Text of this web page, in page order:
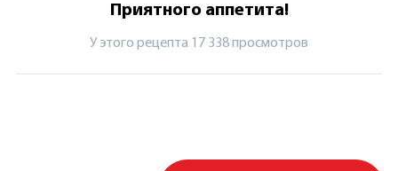
Приятного аппетита!
У этого рецепта 17 338 просмотров